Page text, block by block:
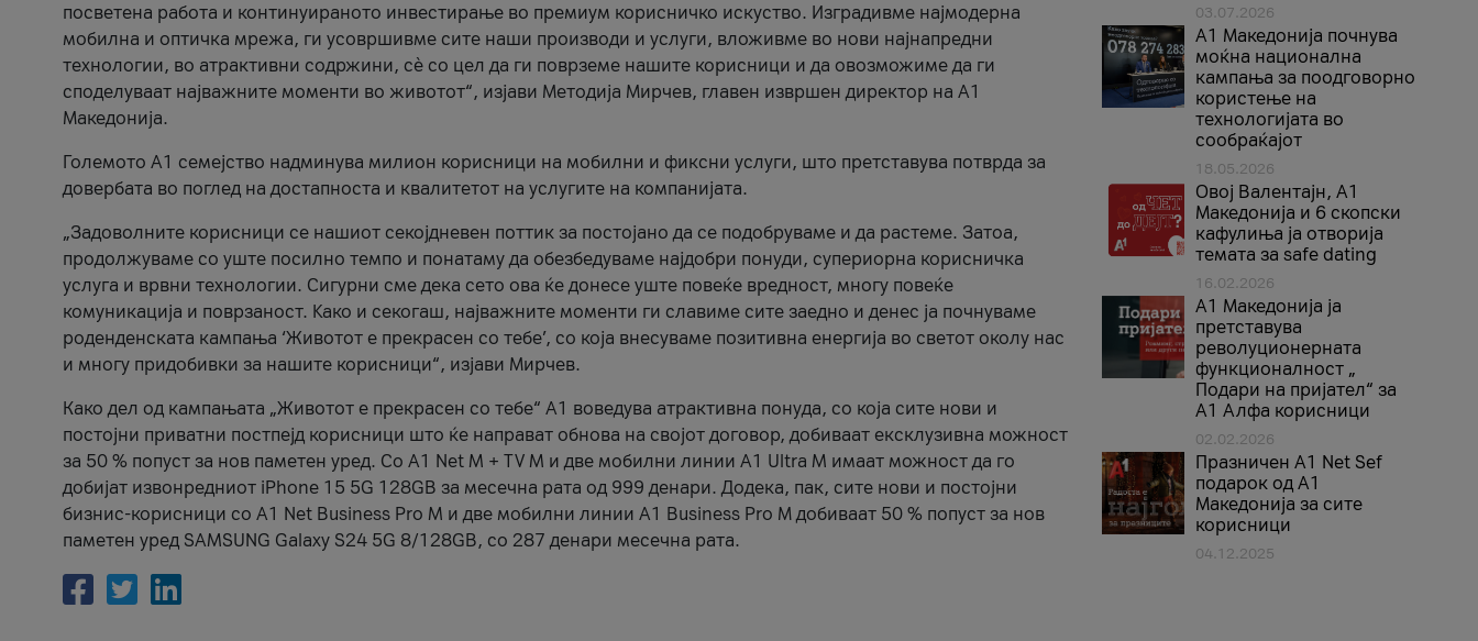
посветена работа и континуираното инвестирање во премиум корисничко искуство. Изградивме најмодерна
мобилна и оптичка мрежа, ги усовршивме сите наши производи и услуги, вложивме во нови најнапредни
технологии, во атрактивни содржини, сè со цел да ги поврземе нашите корисници и да овозможиме да ги
споделуваат најважните моменти во животот“, изјави Методија Мирчев, главен извршен директор на А1
Македонија.
Големото А1 семејство надминува милион корисници на мобилни и фиксни услуги, што претставува потврда за
довербата во поглед на достапноста и квалитетот на услугите на компанијата.
„Задоволните корисници се нашиот секојдневен поттик за постојано да се подобруваме и да растеме. Затоа,
продолжуваме со уште посилно темпо и понатаму да обезбедуваме најдобри понуди, супериорна корисничка
услуга и врвни технологии. Сигурни сме дека сето ова ќе донесе уште повеќе вредност, многу повеќе
комуникација и поврзаност. Kако и секогаш, најважните моменти ги славиме сите заедно и денес ја почнуваме
роденденската кампања ‘Животот е прекрасен со тебе’, со која внесуваме позитивна енергија во светот околу нас
и многу придобивки за нашите корисници“, изјави Мирчев.
Како дел од кампањата „Животот е прекрасен со тебе“ А1 воведува атрактивна понуда, со која сите нови и
постојни приватни постпејд корисници што ќе направат обнова на својот договор, добиваат ексклузивна можност
за 50 % попуст за нов паметен уред. Со А1 Net M + TV M и две мобилни линии A1 Ultra M имаат можност да го
добијат извонредниот iPhone 15 5G 128GB за месечна рата од 999 денари. Додека, пак, сите нови и постојни
бизнис-корисници со А1 Net Business Pro M и две мобилни линии А1 Business Pro М добиваат 50 % попуст за нов
паметен уред SAMSUNG Galaxy S24 5G 8/128GB, со 287 денари месечна рата.
03.07.2026
A1 Македонија почнува
моќна национална
кампања за поодговорно
користење на
технологијата во
сообраќајот
18.05.2026
Овој Валентајн, A1
Македонија и 6 скопски
кафулиња ја отворија
темата за safe dating
16.02.2026
А1 Македонија ја
претставува
револуционерната
функционалност „
Подари на пријател“ за
А1 Алфа корисници
02.02.2026
Празничен A1 Net Sеf
подарок од А1
Македонија за сите
корисници
04.12.2025